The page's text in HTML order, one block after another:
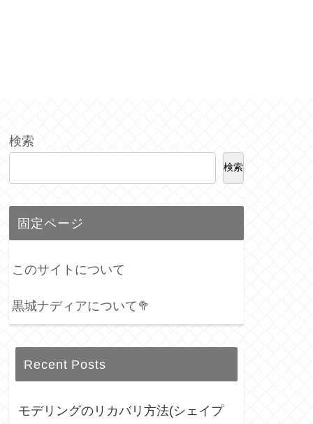
検索
検索
固定ページ
このサイトについて
黒城ナディアについて🥦
Recent Posts
モデリングのリカバリ方法(シェイプ